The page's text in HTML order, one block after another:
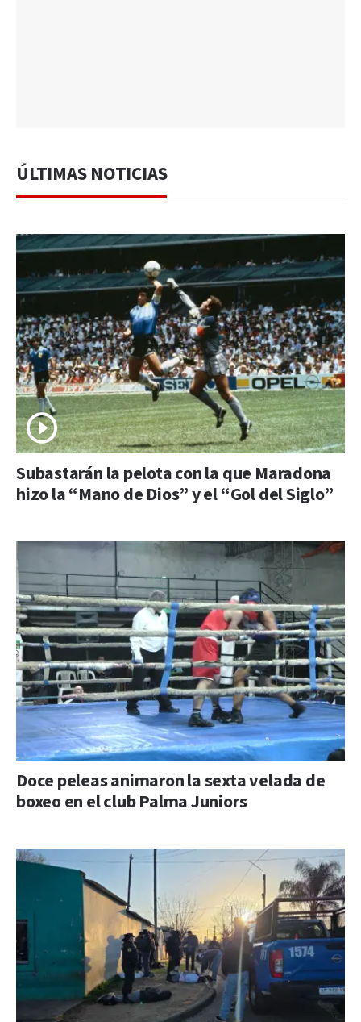
ÚLTIMAS NOTICIAS
Subastarán la pelota con la que Maradona
hizo la “Mano de Dios” y el “Gol del Siglo”
Doce peleas animaron la sexta velada de
boxeo en el club Palma Juniors